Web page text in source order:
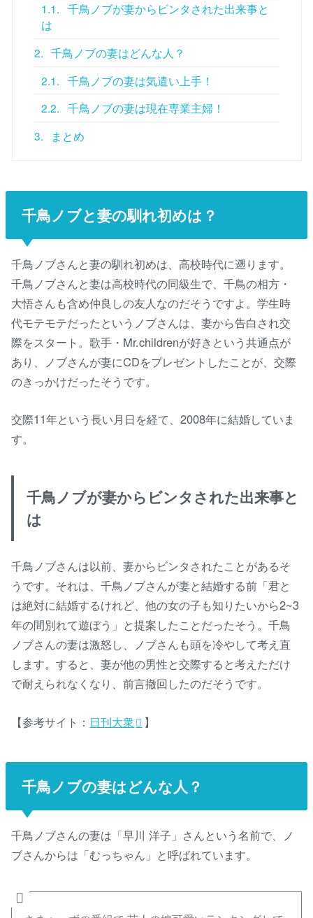
1.1. 千鳥ノブが妻からビンタされた出来事と
は
2. 千鳥ノブの妻はどんな人？
2.1. 千鳥ノブの妻は気遣い上手！
2.2. 千鳥ノブの妻は現在専業主婦！
3.
まとめ
千鳥ノブと妻の馴れ初めは？
千鳥ノブさんと妻の馴れ初めは、高校時代に遡ります。
千鳥ノブさんと妻は高校時代の同級生で、千鳥の相方・
大悟さんも含め仲良しの友人なのだそうですよ。学生時
代モテモテだったというノブさんは、妻から告白され交
際をスタート。歌手・Mr.childrenが好きという共通点が
あり、ノブさんが妻にCDをプレゼントしたことが、交際
のきっかけだったそうです。
交際11年という長い月日を経て、2008年に結婚していま
す。
千鳥ノブが妻からビンタされた出来事と
は
千鳥ノブさんは以前、妻からビンタされたことがあるそ
うです。それは、千鳥ノブさんが妻と結婚する前「君と
は絶対に結婚するけれど、他の女の子も知りたいから2~3
年の間別れて遊ぼう」と提案したことだったそう。千鳥
ノブさんの妻は激怒し、ノブさんも頭を冷やして考え直
します。すると、妻が他の男性と交際すると考えただけ
で耐えられなくなり、前言撤回したのだそうです。
【参考サイト： 日刊大衆 】
千鳥ノブの妻はどんな人？
千鳥ノブさんの妻は「早川 洋子」さんという名前で、ノ
ブさんからは「むっちゃん」と呼ばれています。